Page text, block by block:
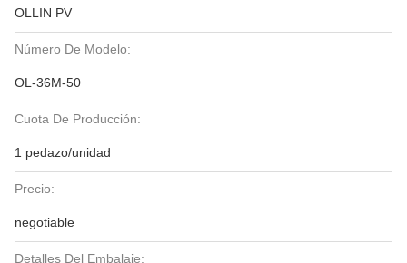
OLLIN PV
Número De Modelo:
OL-36M-50
Cuota De Producción:
1 pedazo/unidad
Precio:
negotiable
Detalles Del Embalaje: